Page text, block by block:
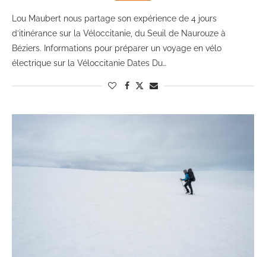
Lou Maubert nous partage son expérience de 4 jours
d’itinérance sur la Véloccitanie, du Seuil de Naurouze à
Béziers. Informations pour préparer un voyage en vélo
électrique sur la Véloccitanie Dates Du…